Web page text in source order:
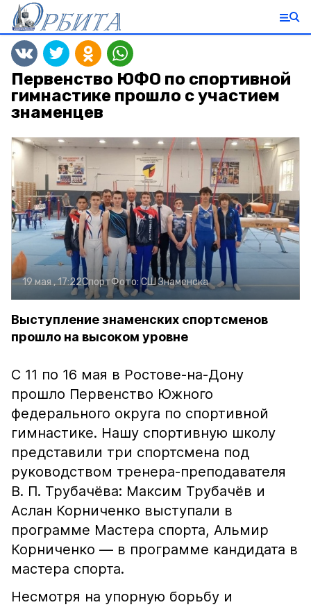
Первенство ЮФО по спортивной
гимнастике прошло с участием
знаменцев
19 мая , 17:22СпортФото:СШ Знаменска
Выступление знаменских спортсменов
прошло на высоком уровне
С 11 по 16 мая в Ростове-на-Дону
прошло Первенство Южного
федерального округа по спортивной
гимнастике. Нашу спортивную школу
представили три спортсмена под
руководством тренера-преподавателя
В. П. Трубачёва: Максим Трубачёв и
Аслан Корниченко выступали в
программе Мастера спорта, Альмир
Корниченко — в программе кандидата в
мастера спорта.
Несмотря на упорную борьбу и